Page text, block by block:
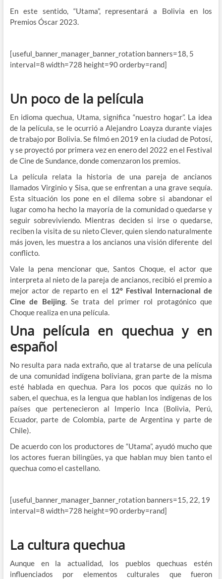
En este sentido, “Utama”, representará a Bolivia en los
Premios Óscar 2023.
[useful_banner_manager_banner_rotation banners=18, 5
interval=8 width=728 height=90 orderby=rand]
Un poco de la película
En idioma quechua, Utama, significa “nuestro hogar”. La idea
de la película, se le ocurrió a Alejandro Loayza durante viajes
de trabajo por Bolivia. Se filmó en 2019 en la ciudad de Potosí,
y se proyectó por primera vez en enero del 2022 en el Festival
de Cine de Sundance, donde comenzaron los premios.
La película relata la historia de una pareja de ancianos
llamados Virginio y Sisa, que se enfrentan a una grave sequía.
Esta situación los pone en el dilema sobre si abandonar el
lugar como ha hecho la mayoría de la comunidad o quedarse y
seguir sobreviviendo. Mientras deciden si irse o quedarse,
reciben la visita de su nieto Clever, quien siendo naturalmente
más joven, les muestra a los ancianos una visión diferente del
conflicto.
Vale la pena mencionar que, Santos Choque, el actor que
interpreta al nieto de la pareja de ancianos, recibió el premio a
mejor actor de reparto en el 12º Festival Internacional de
Cine de Beijing. Se trata del primer rol protagónico que
Choque realiza en una película.
Una película en quechua y en
español
No resulta para nada extraño, que al tratarse de una película
de una comunidad indígena boliviana, gran parte de la misma
esté hablada en quechua. Para los pocos que quizás no lo
saben, el quechua, es la lengua que hablan los indígenas de los
países que pertenecieron al Imperio Inca (Bolivia, Perú,
Ecuador, parte de Colombia, parte de Argentina y parte de
Chile).
De acuerdo con los productores de “Utama”, ayudó mucho que
los actores fueran bilingües, ya que hablan muy bien tanto el
quechua como el castellano.
[useful_banner_manager_banner_rotation banners=15, 22, 19
interval=8 width=728 height=90 orderby=rand]
La cultura quechua
Aunque en la actualidad, los pueblos quechuas estén
influenciados por elementos culturales que fueron